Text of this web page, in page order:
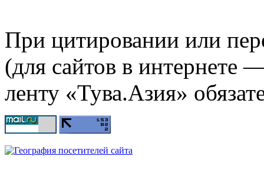
При цитировании или
(для сайтов в интернете
ленту «Тува.Азия»